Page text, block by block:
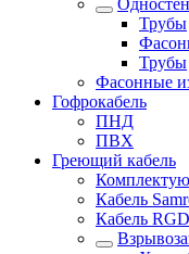
Трубы
Трубы
Фасонные
Гофрокабель
ПНД
ПВХ
Греющий кабель
Кабель
Кабель